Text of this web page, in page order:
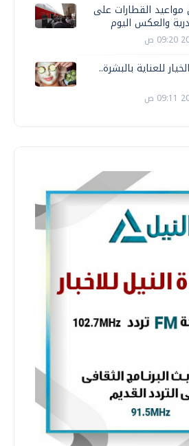
مواعيد القطارات على
والعكس اليوم
للعناية بالبشرة..